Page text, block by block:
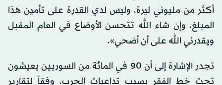
أكثر من مليوني ليرة، وليس لدي القدرة على تأمين هذا
المبلغ، وإن شاء الله تتحسن الأوضاع في العام المقبل
ويقدرني الله على أن أضحي».
تجدر الإشارة إلى أن 90 في المائة من السوريين يعيشون
تحت خط الفقر بسبب تداعيات الحرب، وفقاً لتقارير